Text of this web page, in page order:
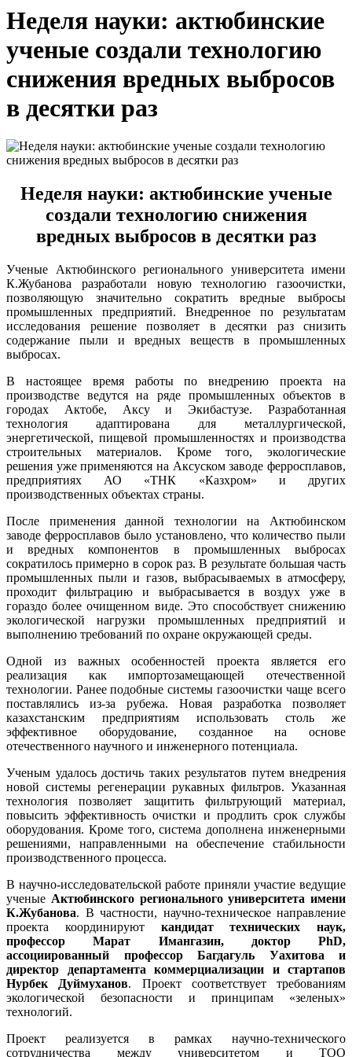
Неделя науки: актюбинские
ученые создали технологию
снижения вредных выбросов
в десятки раз
Неделя науки: актюбинские ученые
создали технологию снижения
вредных выбросов в десятки раз
Ученые Актюбинского регионального университета имени
К.Жубанова разработали новую технологию газоочистки,
позволяющую значительно сократить вредные выбросы
промышленных предприятий. Внедренное по результатам
исследования решение позволяет в десятки раз снизить
содержание пыли и вредных веществ в промышленных
выбросах.
В настоящее время работы по внедрению проекта на
производстве ведутся на ряде промышленных объектов в
городах Актобе, Аксу и Экибастузе. Разработанная
технология адаптирована для металлургической,
энергетической, пищевой промышленностях и производства
строительных материалов. Кроме того, экологические
решения уже применяются на Аксуском заводе ферросплавов,
предприятиях АО «ТНК «Казхром» и других
производственных объектах страны.
После применения данной технологии на Актюбинском
заводе ферросплавов было установлено, что количество пыли
и вредных компонентов в промышленных выбросах
сократилось примерно в сорок раз. В результате большая часть
промышленных пыли и газов, выбрасываемых в атмосферу,
проходит фильтрацию и выбрасывается в воздух уже в
гораздо более очищенном виде. Это способствует снижению
экологической нагрузки промышленных предприятий и
выполнению требований по охране окружающей среды.
Одной из важных особенностей проекта является его
реализация как импортозамещающей отечественной
технологии. Ранее подобные системы газоочистки чаще всего
поставлялись из-за рубежа. Новая разработка позволяет
казахстанским предприятиям использовать столь же
эффективное оборудование, созданное на основе
отечественного научного и инженерного потенциала.
Ученым удалось достичь таких результатов путем внедрения
новой системы регенерации рукавных фильтров. Указанная
технология позволяет защитить фильтрующий материал,
повысить эффективность очистки и продлить срок службы
оборудования. Кроме того, система дополнена инженерными
решениями, направленными на обеспечение стабильности
производственного процесса.
В научно-исследовательской работе приняли участие ведущие
ученые Актюбинского регионального университета имени
К.Жубанова. В частности, научно-техническое направление
проекта координируют кандидат технических наук,
профессор Марат Имангазин, доктор PhD,
ассоциированный профессор Багдагуль Уахитова и
директор департамента коммерциализации и стартапов
Нурбек Дуймуханов. Проект соответствует требованиям
экологической безопасности и принципам «зеленых»
технологий.
Проект реализуется в рамках научно-технического
сотрудничества между университетом и ТОО